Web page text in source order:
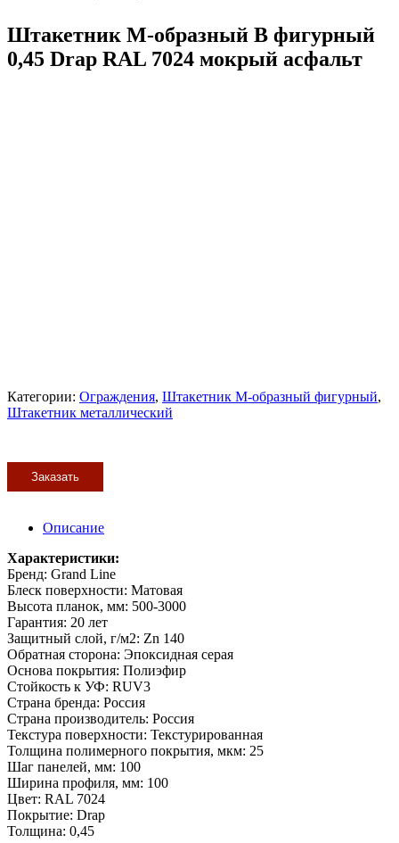
Штакетник М-образный В фигурный
0,45 Drap RAL 7024 мокрый асфальт
Категории: Ограждения, Штакетник М-образный фигурный,
Штакетник металлический
Заказать
Описание
Характеристики:
Бренд: Grand Line
Блеск поверхности: Матовая
Высота планок, мм: 500-3000
Гарантия: 20 лет
Защитный слой, г/м2: Zn 140
Обратная сторона: Эпоксидная серая
Основа покрытия: Полиэфир
Стойкость к УФ: RUV3
Страна бренда: Россия
Страна производитель: Россия
Текстура поверхности: Текстурированная
Толщина полимерного покрытия, мкм: 25
Шаг панелей, мм: 100
Ширина профиля, мм: 100
Цвет: RAL 7024
Покрытие: Drap
Толщина: 0,45